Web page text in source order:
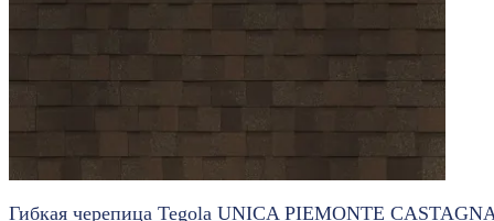
избранное сравнить
Гибкая черепица Tegola UNICA PIEMONTE